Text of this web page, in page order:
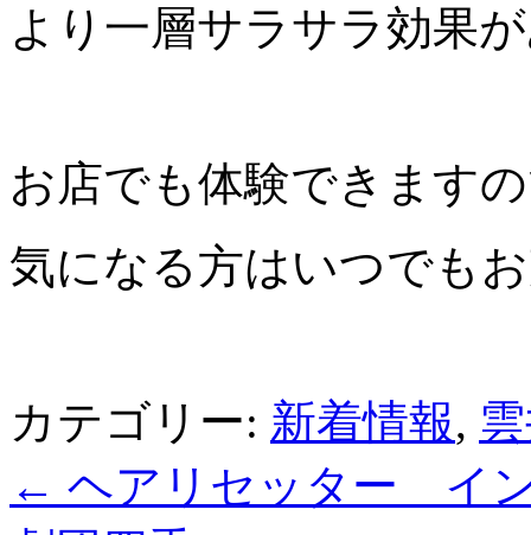
より一層サラサラ効果
お店でも体験できます
気になる方はいつでも
カテゴリー: 新着情報,
← ヘアリセッター イ